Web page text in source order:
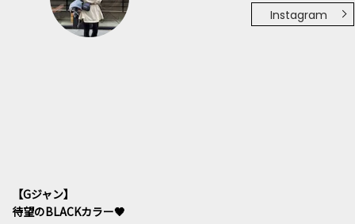
Instagram
【Gジャン】
待望のBLACKカラー🖤